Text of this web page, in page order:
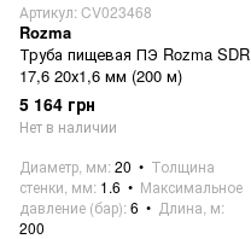
Артикул: CV023468
Rozma
Труба пищевая ПЭ Rozma SDR
17,6 20х1,6 мм (200 м)
5 164 грн
Нет в наличии
Диаметр, мм 20
Толщина
стенки, мм 1.6
Максимальное
давление (бар) 6
Длина, м
200